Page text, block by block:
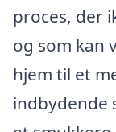
proces, der
og som kan
hjem til et
indbydende